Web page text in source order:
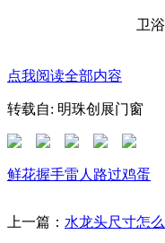
卫
点我阅读全部内容
转载自: 明珠创展门窗
鲜花握手雷人 路过鸡蛋
上一篇： 水龙头尺寸怎